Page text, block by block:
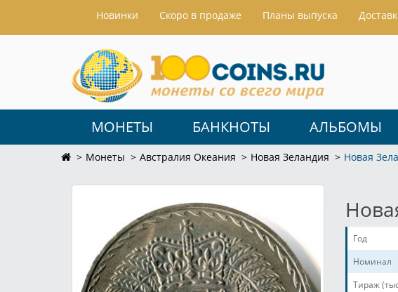
Hовинки Скоро в продаже Планы выпуска
МОНЕТЫ БАНКНОТЫ АЛЬБОМЫ
Монеты Австралия Океания Новая Зеландия Новая
Год
Номинал
Тираж